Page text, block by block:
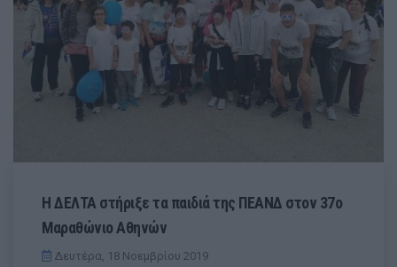
Η ΔΕΛΤΑ στήριξε τα παιδιά της ΠΕΑΝΔ στον 37ο
Μαραθώνιο Αθηνών
Δευτέρα, 18 Νοεμβρίου 2019